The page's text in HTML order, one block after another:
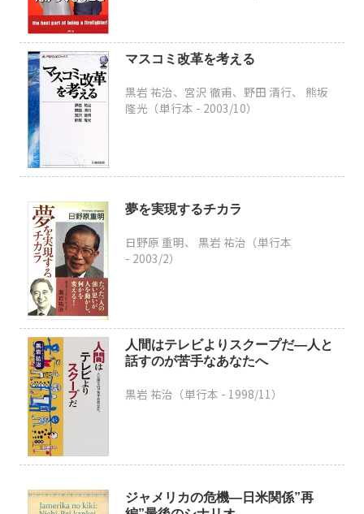
マスコミ改革を考える
黒岩 祐治、宮沢 徹甫、野田 清行、 熊坂
隆光（単行本 - 2003/10）
夢を実現するチカラ
日野原 重明、 黒岩 祐治（単行本
- 2003/2）
人間はテレビよりスクープだ―人と
話すのが苦手なあなたへ
黒岩 祐治（単行本 - 1998/11 ）
ジャメリカの危機―日米関係”再